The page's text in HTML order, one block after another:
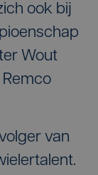
ook bij
Wout
van